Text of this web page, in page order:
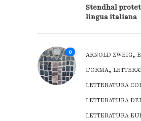
Stendhal
lingua italiana
0 ARNOLD ZWEIG,
L'ORMA,
LETTERATURA
LETTERATURA
LETTERATURA